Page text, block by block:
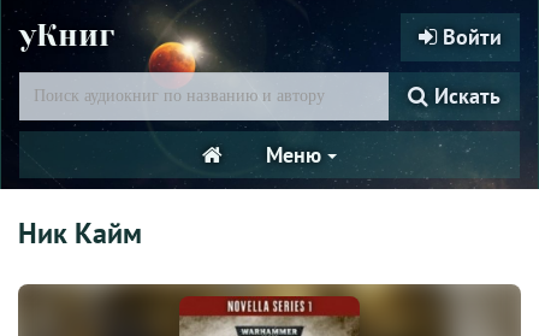
уКниг Войти
Искать
Меню
Ник Кайм